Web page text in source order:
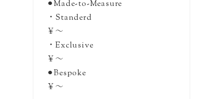
⚫︎Made-to-Measure
・Standerd
￥〜
・Exclusive
￥〜
⚫︎Bespoke
￥〜